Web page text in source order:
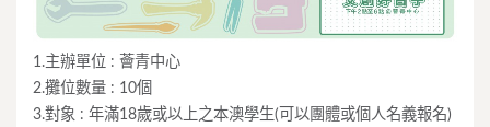
1.主辦單位 : 薈青中心
2.攤位數量 : 10個
3.對象 : 年滿18歲或以上之本澳學生(可以團體或個人名義報名)